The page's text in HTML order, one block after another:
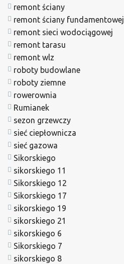
remont ściany
remont ściany fundamentowej
remont sieci wodociągowej
remont tarasu
remont wlz
roboty budowlane
roboty ziemne
rowerownia
Rumianek
sezon grzewczy
sieć ciepłownicza
sieć gazowa
Sikorskiego
sikorskiego 11
Sikorskiego 12
Sikorskiego 17
sikorskiego 19
sikorskiego 21
sikorskiego 6
Sikorskiego 7
sikorskiego 8